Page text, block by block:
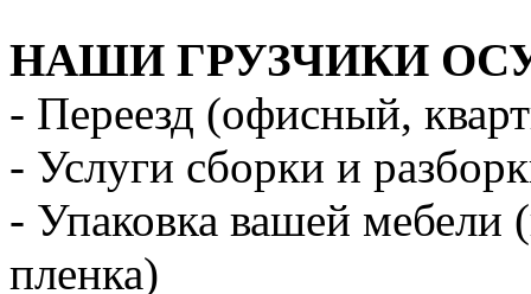
НАШИ ГРУЗЧИКИ
- Переезд (офисный,
- Услуги сборки и
- Упаковка вашей мебели
пленка)